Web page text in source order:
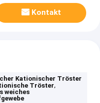
Kontakt
Kationischer Tröster
Tröster,
weiches